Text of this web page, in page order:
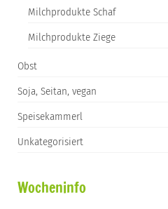
Milchprodukte Schaf
Milchprodukte Ziege
Obst
Soja, Seitan, vegan
Speisekammerl
Unkategorisiert
Wocheninfo